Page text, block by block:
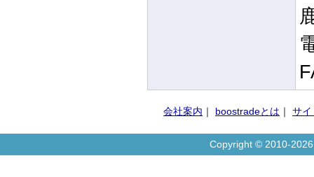
会社案内 ｜ boostradeとは ｜ サイ
Copyright © 2010-